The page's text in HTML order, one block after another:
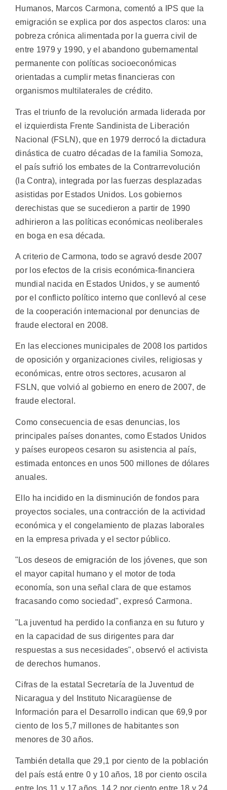
Humanos, Marcos Carmona, comentó a IPS que la
emigración se explica por dos aspectos claros: una
pobreza crónica alimentada por la guerra civil de
entre 1979 y 1990, y el abandono gubernamental
permanente con políticas socioeconómicas
orientadas a cumplir metas financieras con
organismos multilaterales de crédito.
Tras el triunfo de la revolución armada liderada por
el izquierdista Frente Sandinista de Liberación
Nacional (FSLN), que en 1979 derrocó la dictadura
dinástica de cuatro décadas de la familia Somoza,
el país sufrió los embates de la Contrarrevolución
(la Contra), integrada por las fuerzas desplazadas
asistidas por Estados Unidos. Los gobiernos
derechistas que se sucedieron a partir de 1990
adhirieron a las políticas económicas neoliberales
en boga en esa década.
A criterio de Carmona, todo se agravó desde 2007
por los efectos de la crisis económica-financiera
mundial nacida en Estados Unidos, y se aumentó
por el conflicto político interno que conllevó al cese
de la cooperación internacional por denuncias de
fraude electoral en 2008.
En las elecciones municipales de 2008 los partidos
de oposición y organizaciones civiles, religiosas y
económicas, entre otros sectores, acusaron al
FSLN, que volvió al gobierno en enero de 2007, de
fraude electoral.
Como consecuencia de esas denuncias, los
principales países donantes, como Estados Unidos
y países europeos cesaron su asistencia al país,
estimada entonces en unos 500 millones de dólares
anuales.
Ello ha incidido en la disminución de fondos para
proyectos sociales, una contracción de la actividad
económica y el congelamiento de plazas laborales
en la empresa privada y el sector público.
"Los deseos de emigración de los jóvenes, que son
el mayor capital humano y el motor de toda
economía, son una señal clara de que estamos
fracasando como sociedad", expresó Carmona.
"La juventud ha perdido la confianza en su futuro y
en la capacidad de sus dirigentes para dar
respuestas a sus necesidades", observó el activista
de derechos humanos.
Cifras de la estatal Secretaría de la Juventud de
Nicaragua y del Instituto Nicaragüense de
Información para el Desarrollo indican que 69,9 por
ciento de los 5,7 millones de habitantes son
menores de 30 años.
También detalla que 29,1 por ciento de la población
del país está entre 0 y 10 años, 18 por ciento oscila
entre los 11 y 17 años, 14,2 por ciento entre 18 y 24